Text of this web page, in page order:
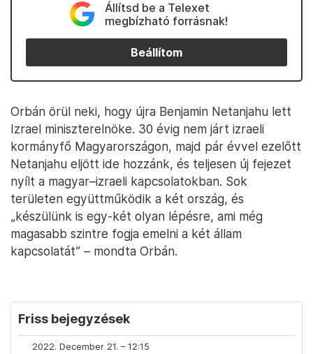
Állítsd be a Telexet
megbízható forrásnak!
Beállítom
Orbán örül neki, hogy újra Benjamin Netanjahu lett
Izrael miniszterelnöke. 30 évig nem járt izraeli
kormányfő Magyarországon, majd pár évvel ezelőtt
Netanjahu eljött ide hozzánk, és teljesen új fejezet
nyílt a magyar–izraeli kapcsolatokban. Sok
területen együttműködik a két ország, és
„készülünk is egy-két olyan lépésre, ami még
magasabb szintre fogja emelni a két állam
kapcsolatát” – mondta Orbán.
Friss bejegyzések
2022. December 21. – 12:15